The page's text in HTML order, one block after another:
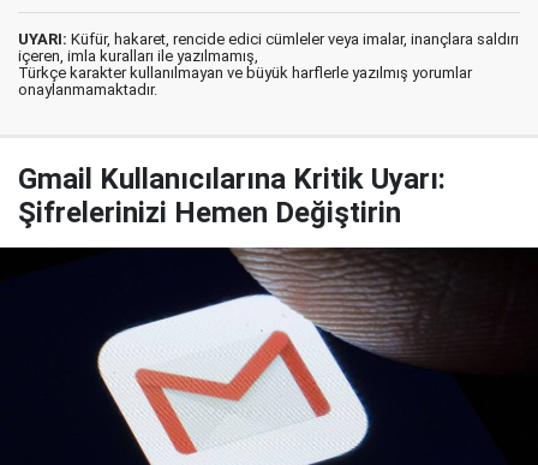
UYARI: Küfür, hakaret, rencide edici cümleler veya imalar, inançlara saldırı
içeren, imla kuralları ile yazılmamış,
Türkçe karakter kullanılmayan ve büyük harflerle yazılmış yorumlar
onaylanmamaktadır.
Gmail Kullanıcılarına Kritik Uyarı:
Şifrelerinizi Hemen Değiştirin